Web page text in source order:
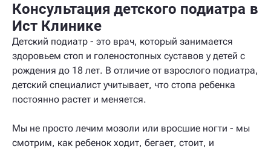
Консультация детского подиатра в
Ист Клинике
Детский подиатр - это врач, который занимается
здоровьем стоп и голеностопных суставов у детей с
рождения до 18 лет. В отличие от взрослого подиатра,
детский специалист учитывает, что стопа ребенка
постоянно растет и меняется.
Мы не просто лечим мозоли или вросшие ногти - мы
смотрим, как ребенок ходит, бегает, стоит, и